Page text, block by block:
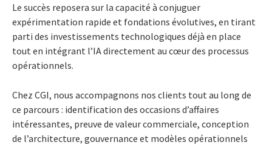
Le succès reposera sur la capacité à conjuguer
expérimentation rapide et fondations évolutives, en tirant
parti des investissements technologiques déjà en place
tout en intégrant l’IA directement au cœur des processus
opérationnels.
Chez CGI, nous accompagnons nos clients tout au long de
ce parcours : identification des occasions d’affaires
intéressantes, preuve de valeur commerciale, conception
de l’architecture, gouvernance et modèles opérationnels